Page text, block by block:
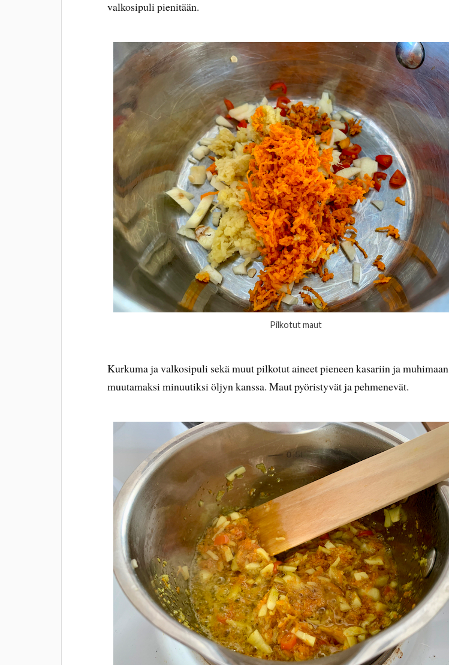
valkosipuli pienitään.
Pilkotut maut
Kurkuma ja valkosipuli sekä muut pilkotut aineet pieneen kasariin ja muhimaan
muutamaksi minuutiksi öljyn kanssa. Maut pyöristyvät ja pehmenevät.